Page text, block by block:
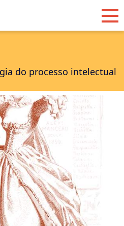
do processo intelectual